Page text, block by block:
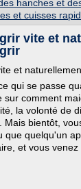
hanches et
et cuisses
vite et
et
qui se passe
sur comment
la volonté de
Mais bientôt,
que quelqu'un
et vous